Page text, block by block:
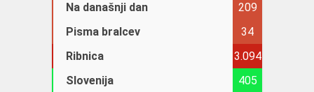
Na današnji dan
209
Pisma bralcev
34
Ribnica
3.094
Slovenija
405